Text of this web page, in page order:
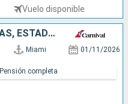
Vuelo disponible
MÉXICO, HONDURAS, BAHAMAS, ESTADOS UNIDOS
Miami 01/11/2026
Pensión completa